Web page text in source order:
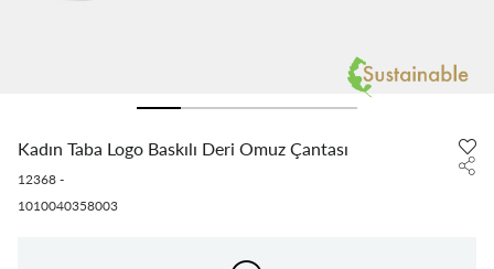
Kadın Taba Logo Baskılı Deri Omuz Çantası
12368 -
1010040358003